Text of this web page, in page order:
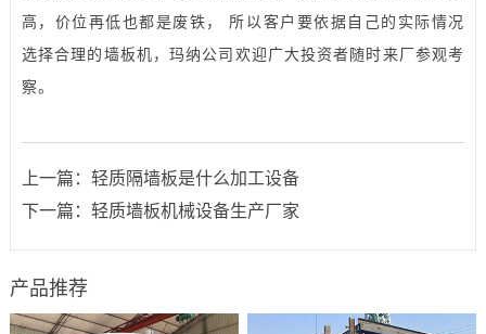
高，价位再低也都是废铁， 所以客户要依据自己的实际情况
选择合理的墙板机，玛纳公司欢迎广大投资者随时来厂参观考
察。
上一篇： 轻质隔墙板是什么加工设备
下一篇： 轻质墙板机械设备生产厂家
产品推荐